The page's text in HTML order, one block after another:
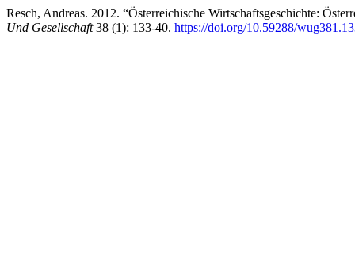
Resch, Andreas. 2012. “Österreichische Wirtschaftsgeschichte:
Und Gesellschaft38 (1): 133-40. https://doi.org/10.59288/